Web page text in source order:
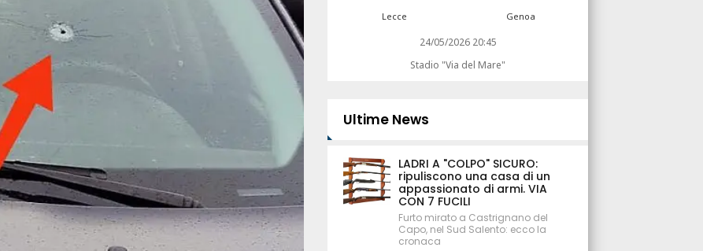
Lecce Genoa
24/05/2026 20:45
Stadio "Via del Mare"
Ultime News
LADRI A "COLPO" SICURO:
ripuliscono una casa di un
appassionato di armi. VIA
CON 7 FUCILI
Furto mirato a Castrignano del
Capo, nel Sud Salento: ecco la
cronaca